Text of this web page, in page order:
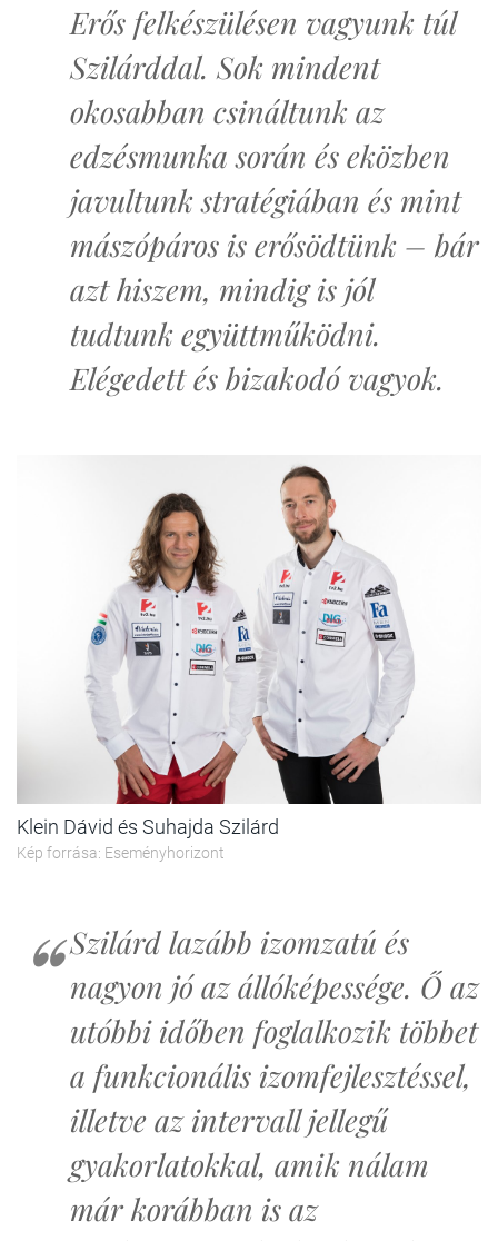
Erős felkészülésen vagyunk túl
Szilárddal. Sok mindent
okosabban csináltunk az
edzésmunka során és eközben
javultunk stratégiában és mint
mászópáros is erősödtünk – bár
azt hiszem, mindig is jól
tudtunk együttműködni.
Elégedett és bizakodó vagyok.
Klein Dávid és Suhajda Szilárd
Kép forrása: Eseményhorizont
Szilárd lazább izomzatú és
nagyon jó az állóképessége. Ő az
utóbbi időben foglalkozik többet
a funkcionális izomfejlesztéssel,
illetve az intervall jellegű
gyakorlatokkal, amik nálam
már korábban is az